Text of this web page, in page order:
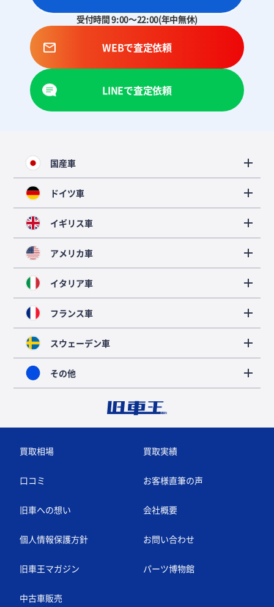
受付時間 9:00～22:00(年中無休)
WEBで査定依頼
LINEで査定依頼
国産車
ドイツ車
イギリス車
アメリカ車
イタリア車
フランス車
スウェーデン車
その他
買取相場 買取実績
口コミ お客様直筆の声
旧車への想い 会社概要
個人情報保護方針 お問い合わせ
旧車王マガジン パーツ博物館
中古車販売